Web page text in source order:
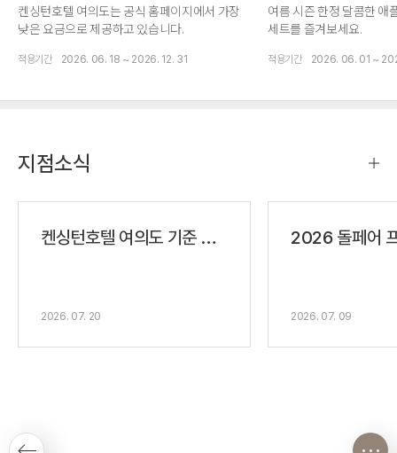
켄싱턴호텔 여의도는 공식 홈페이지에서 가장
낮은 요금으로 제공하고 있습니다.
적용기간 2026. 06. 18 ~ 2026. 12. 31
여름 시즌 한정 달콤한 애
세트를 즐겨보세요.
적용기간 2026. 06. 01 ~
지점소식
켄싱턴호텔 여의도 기준 요금(Rack Rate)
2026. 07. 20
2026 돌페어
2026. 07. 09